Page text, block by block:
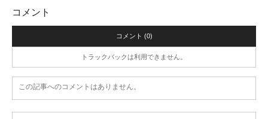
コメント
コメント (0)
トラックバックは利用できません。
この記事へのコメントはありません。